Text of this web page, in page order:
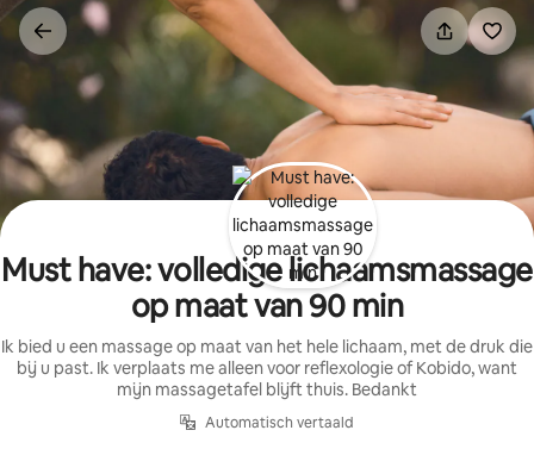
Ga
direct
naar
Must have: volledige lichaamsmassage
op maat van 90 min
Ik bied u een massage op maat van het hele lichaam, met de druk die
bij u past. Ik verplaats me alleen voor reflexologie of Kobido, want
mijn massagetafel blijft thuis. Bedankt
Automatisch vertaald